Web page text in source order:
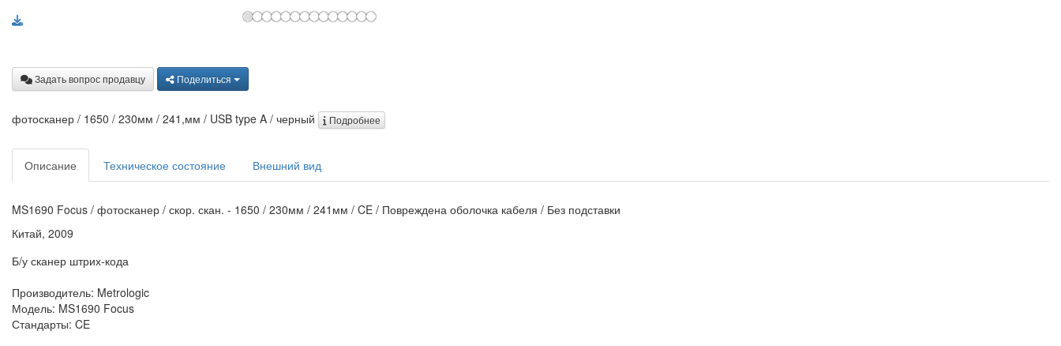
Задать вопрос продавцу Поделиться
фотосканер / 1650 / 230мм / 241,мм / USB type A / черный Подробнее
Описание Техническое состояние Внешний вид
MS1690 Focus / фотосканер / скор. скан. - 1650 / 230мм / 241мм / CE / Повреждена оболочка кабеля / Без подставки
Китай, 2009
Б/у сканер штрих-кода
Производитель: Metrologic
Модель: MS1690 Focus
Стандарты: CE